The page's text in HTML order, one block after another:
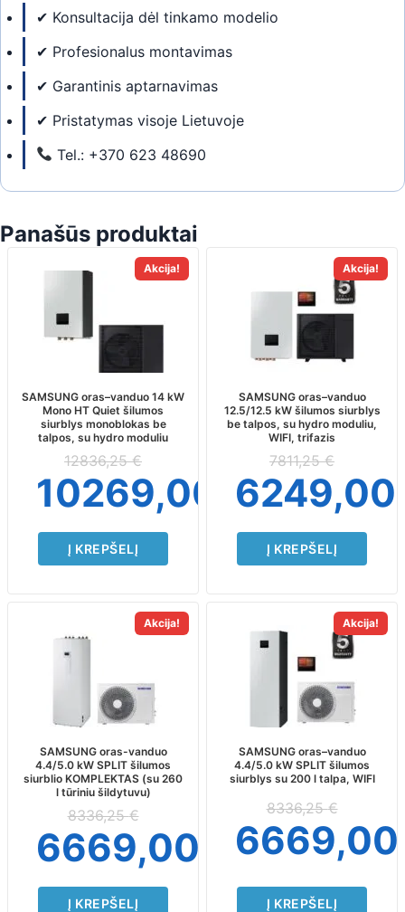
✔ Konsultacija dėl tinkamo modelio
✔ Profesionalus montavimas
✔ Garantinis aptarnavimas
✔ Pristatymas visoje Lietuvoje
Tel.: +370 623 48690
Panašūs produktai
Akcija!
SAMSUNG oras–vanduo 14 kW
Mono HT Quiet šilumos
siurblys monoblokas be
talpos, su hydro moduliu
12836,25€
10269,00 €
Į KREPŠELĮ
Akcija!
SAMSUNG oras–vanduo
12.5/12.5 kW šilumos siurblys
be talpos, su hydro moduliu,
WIFI, trifazis
7811,25€
6249,00
Į KREPŠELĮ
Akcija!
SAMSUNG oras-vanduo
4.4/5.0 kW SPLIT šilumos
siurblio KOMPLEKTAS (su 260
l tūriniu šildytuvu)
8336,25€
6669,00
Į KREPŠELĮ
Akcija!
SAMSUNG oras–vanduo
4.4/5.0 kW SPLIT šilumos
siurblys su 200 l talpa, WIFI
8336,25€
Į KREPŠELĮ